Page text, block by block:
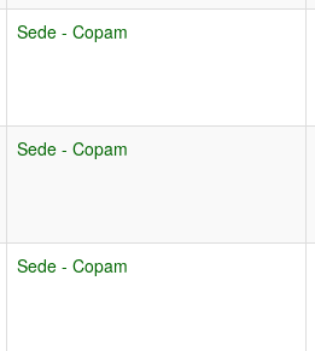
Sede - Copam
Sede - Copam
Sede - Copam